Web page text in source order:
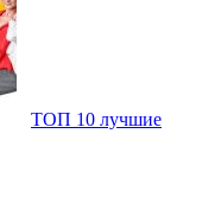
ТОП 10 лучшие